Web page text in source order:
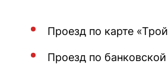
Проезд по карте
Проезд по